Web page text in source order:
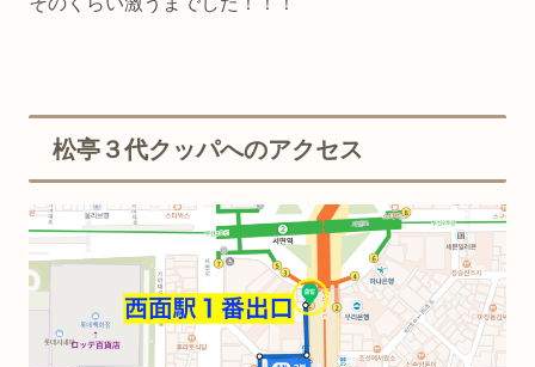
松亭３代クッパへのアクセス